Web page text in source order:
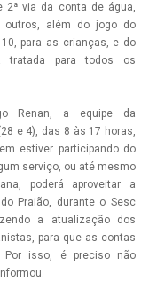
2ª via da conta de água,
outros, além do jogo do
para as crianças, e do
tratada para todos os
Renan, a equipe da
e 4), das 8 às 17 horas,
estiver participando do
serviço, ou até mesmo
poderá aproveitar a
Praião, durante o Sesc
a atualização dos
para que as contas
isso, é preciso não